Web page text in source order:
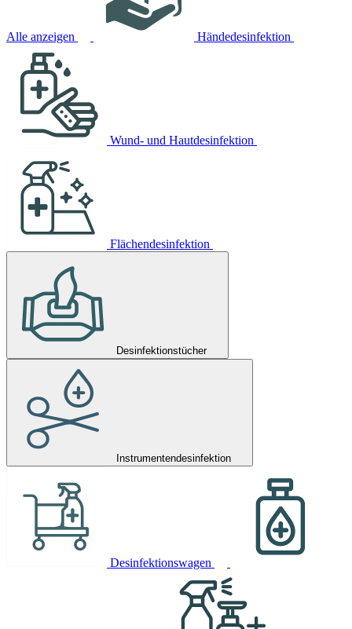
Alle anzeigen Händedesinfektion
Wund- und Hautdesinfektion
Flächendesinfektion
Desinfektionstücher
Instrumentendesinfektion
Desinfektionswagen